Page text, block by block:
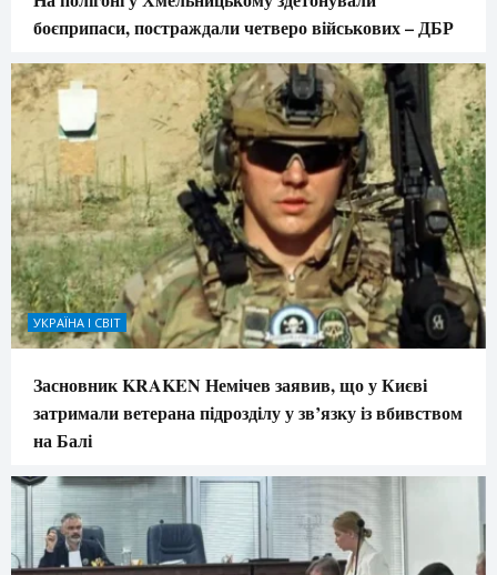
боєприпаси, постраждали четверо військових – ДБР
УКРАЇНА І СВІТ
Засновник KRAKEN Немічев заявив, що у Києві
затримали ветерана підрозділу у зв’язку із вбивством
на Балі